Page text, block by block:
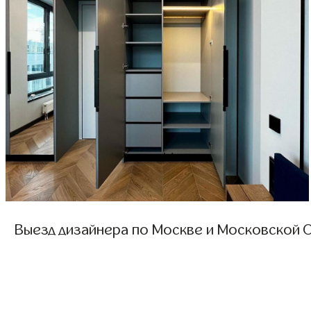
Выезд дизайнера по Москве и Московской